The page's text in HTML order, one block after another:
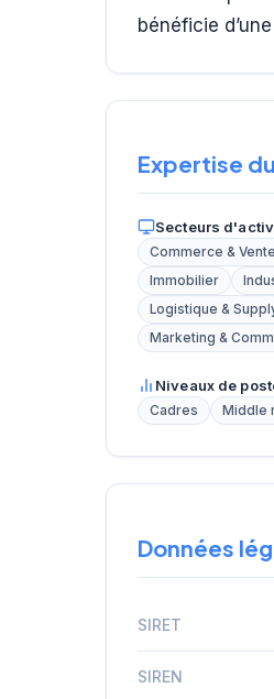
bénéficie
Expertise
Secteurs
Commerce & Vente
Immobilier
Logistique &
Marketing &
Niveaux de
Cadres Middle
Données
SIRET
SIREN